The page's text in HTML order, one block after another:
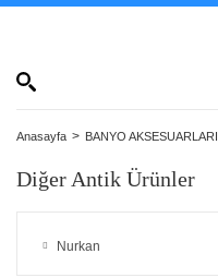
Anasayfa BANYO AKSESUARLARI
Diğer Antik Ürünler
Nurkan